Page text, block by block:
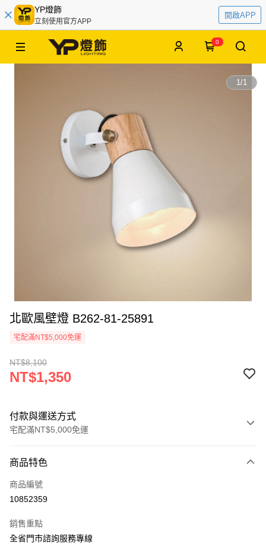
YP燈飾
立刻使用官方APP
開啟APP
0
1/1
北歐風壁燈 B262-81-25891
宅配滿NT$5,000免運
NT$8,100
NT$1,350
付款與運送方式
宅配滿NT$5,000免運
信用卡一次付款
LINE Pay
街口支付
商品特色
商品編號
10852359
銷售重點
全省門市諮詢服務專線